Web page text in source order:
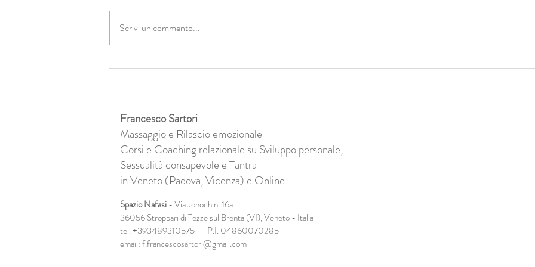
Quei sogni nascosti erano il
Scrivi un commento...
Francesco Sartori
Massaggio e Rilascio emozionale
Corsi e Coaching relazionale su Sviluppo personale,
Sessualità consapevole e Tantra
in Veneto (Padova, Vicenza) e Online
Spazio Nafasi- Via Jonoch n. 16a
36056 Stroppari di Tezze sul Brenta (VI),Veneto - Italia
tel. +393489310575 P.I. 04860070285
email:f.francescosartori@gmail.com